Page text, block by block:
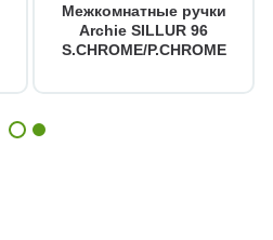
Межкомнатные ручки
Archie SILLUR 96
S.CHROME/P.CHROME